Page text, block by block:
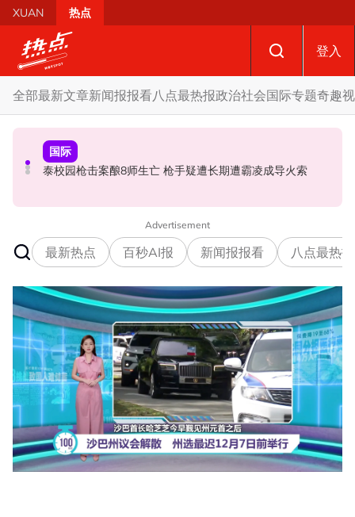
Skip to main content
XUAN 热点
登入
全部最新文章新闻报报看八点最热报政治社会国际专题奇趣
国际
泰校园枪击案酿8师生亡 枪手疑遭长期遭霸凌成导火索
政治
炮轰哈迪不了解章程 阿兹敏：国盟无“自动退盟”规定
政治
促努鲁依莎辞职后勿重返政坛 罗诗雅：给他人机会领导公
Advertisement
最新热点 百秒AI报 新闻报报看 八点最热报